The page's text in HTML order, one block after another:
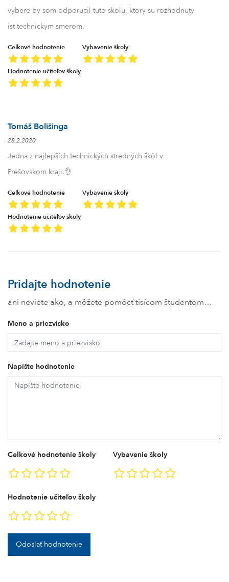
vybere by som odporucil tuto skolu, ktory su rozhodnuty
ist technickym smerom.
Celkové hodnotenie Vybavenie školy
Hodnotenie učiteľov školy
Tomáš Bolišinga
28.2.2020
Jedna z najlepších technických stredných škôl v
Prešovskom kraji.👌
Celkové hodnotenie Vybavenie školy
Hodnotenie učiteľov školy
Pridajte hodnotenie
ani neviete ako, a môžete pomôcť tisícom študentom…
Meno a priezvisko
Napíšte hodnotenie
Celkové hodnotenie školy Vybavenie školy
Hodnotenie učiteľov školy
Odoslať hodnotenie